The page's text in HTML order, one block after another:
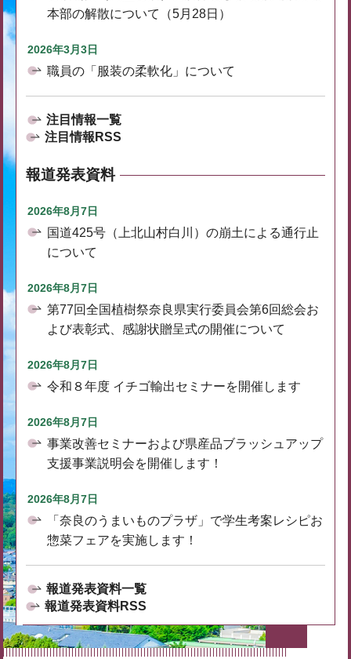
本部の解散について（5月28日）
2026年3月3日
職員の「服装の柔軟化」について
注目情報一覧
注目情報RSS
報道発表資料
2026年8月7日
国道425号（上北山村白川）の崩土による通行止
について
2026年8月7日
第77回全国植樹祭奈良県実行委員会第6回総会お
よび表彰式、感謝状贈呈式の開催について
2026年8月7日
令和８年度 イチゴ輸出セミナーを開催します
2026年8月7日
事業改善セミナーおよび県産品ブラッシュアップ
支援事業説明会を開催します！
2026年8月7日
「奈良のうまいものプラザ」で学生考案レシピお
惣菜フェアを実施します！
報道発表資料一覧
報道発表資料RSS